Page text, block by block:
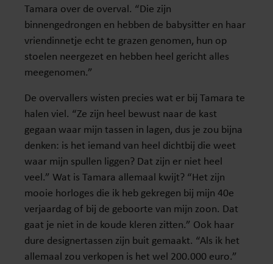
Tamara over de overval. “Die zijn
binnengedrongen en hebben de babysitter en haar
vriendinnetje echt te grazen genomen, hun op
stoelen neergezet en hebben heel gericht alles
meegenomen.”
De overvallers wisten precies wat er bij Tamara te
halen viel. “Ze zijn heel bewust naar de kast
gegaan waar mijn tassen in lagen, dus je zou bijna
denken: is het iemand van heel dichtbij die weet
waar mijn spullen liggen? Dat zijn er niet heel
veel.” Wat is Tamara allemaal kwijt? “Het zijn
mooie horloges die ik heb gekregen bij mijn 40e
verjaardag of bij de geboorte van mijn zoon. Dat
gaat je niet in de koude kleren zitten.” Ook haar
dure designertassen zijn buit gemaakt. “Als ik het
allemaal zou verkopen is het wel 200.000 euro.”